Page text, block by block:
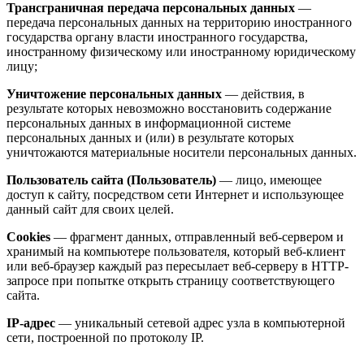
Трансграничная передача персональных данных —
передача персональных данных на территорию иностранного
государства органу власти иностранного государства,
иностранному физическому или иностранному юридическому
лицу;
Уничтожение персональных данных — действия, в
результате которых невозможно восстановить содержание
персональных данных в информационной системе
персональных данных и (или) в результате которых
уничтожаются материальные носители персональных данных.
Пользователь сайта (Пользователь) — лицо, имеющее
доступ к сайту, посредством сети Интернет и использующее
данный сайт для своих целей.
Cookies — фрагмент данных, отправленный веб-сервером и
хранимый на компьютере пользователя, который веб-клиент
или веб-браузер каждый раз пересылает веб-серверу в HTTP-
запросе при попытке открыть страницу соответствующего
сайта.
IP-адрес — уникальный сетевой адрес узла в компьютерной
сети, построенной по протоколу IP.